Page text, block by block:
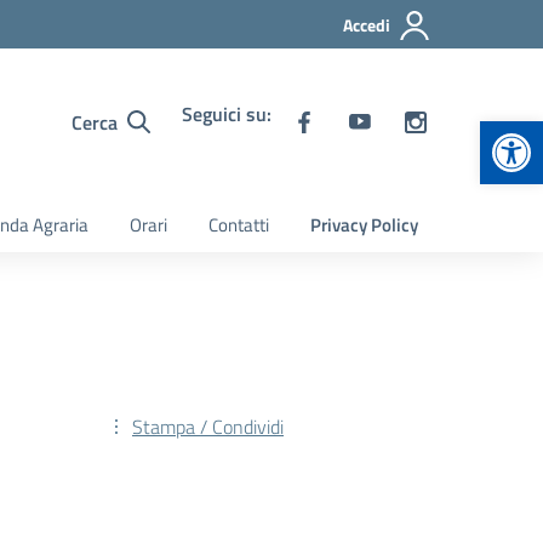
Accedi
Cerca Seguici su:
Agraria Orari Contatti Privacy Policy
Stampa / Condividi